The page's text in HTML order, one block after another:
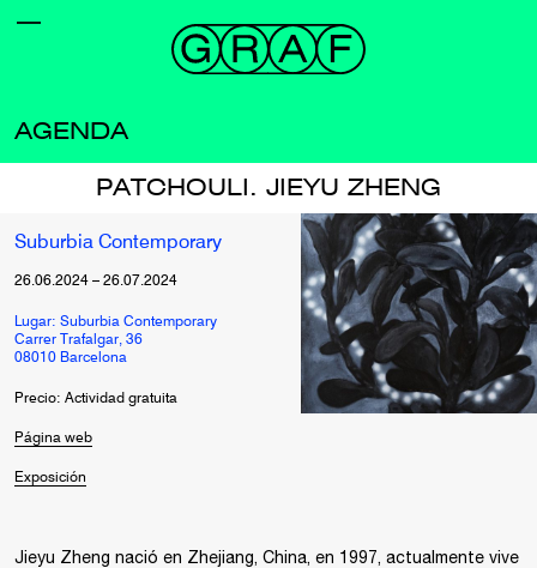
AGENDA
PATCHOULI. JIEYU ZHENG
Suburbia Contemporary
26.06.2024 – 26.07.2024
Lugar: Suburbia Contemporary
Carrer Trafalgar, 36
08010 Barcelona
Precio: Actividad gratuita
Página web
Exposición
Jieyu Zheng nació en Zhejiang, China, en 1997, actualmente vive